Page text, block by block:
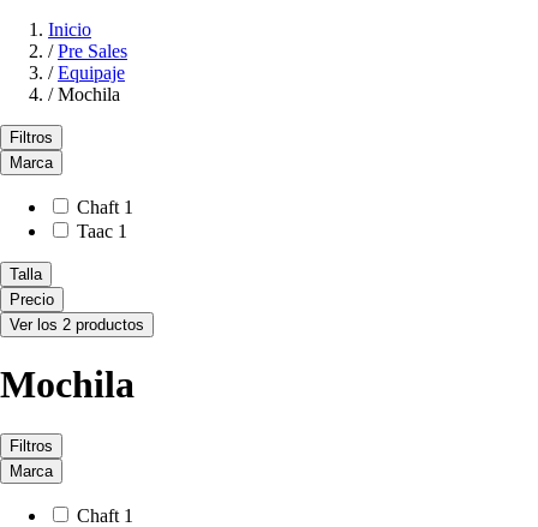
Inicio
/ Pre Sales
/ Equipaje
/ Mochila
Filtros
Marca
Chaft 1
Taac 1
Talla
Precio
Ver los 2 productos
Mochila
Filtros
Marca
Chaft 1